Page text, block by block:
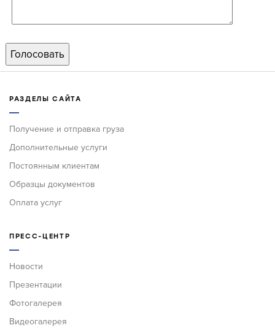
РАЗДЕЛЫ САЙТА
Получение и отправка груза
Дополнительные услуги
Постоянным клиентам
Образцы документов
Оплата услуг
ПРЕСС-ЦЕНТР
Новости
Презентации
Фотогалерея
Видеогалерея